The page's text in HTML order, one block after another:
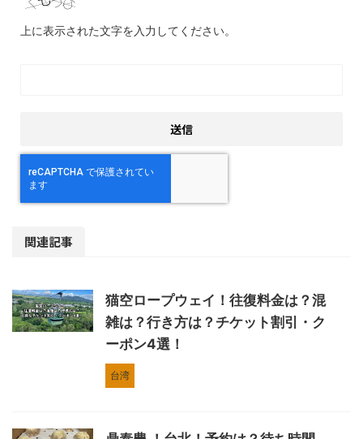
上に表示された文字を入力してください。
関連記事
猫空ロープウェイ！往復料金は？混
雑は？行き方は？チケット割引・ク
ーポン4選！
台湾